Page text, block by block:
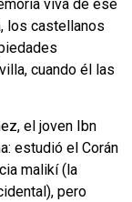
viva de ese
los castellanos
cuando él las
el joven Ibn
estudió el Corán
malikí (la
pero